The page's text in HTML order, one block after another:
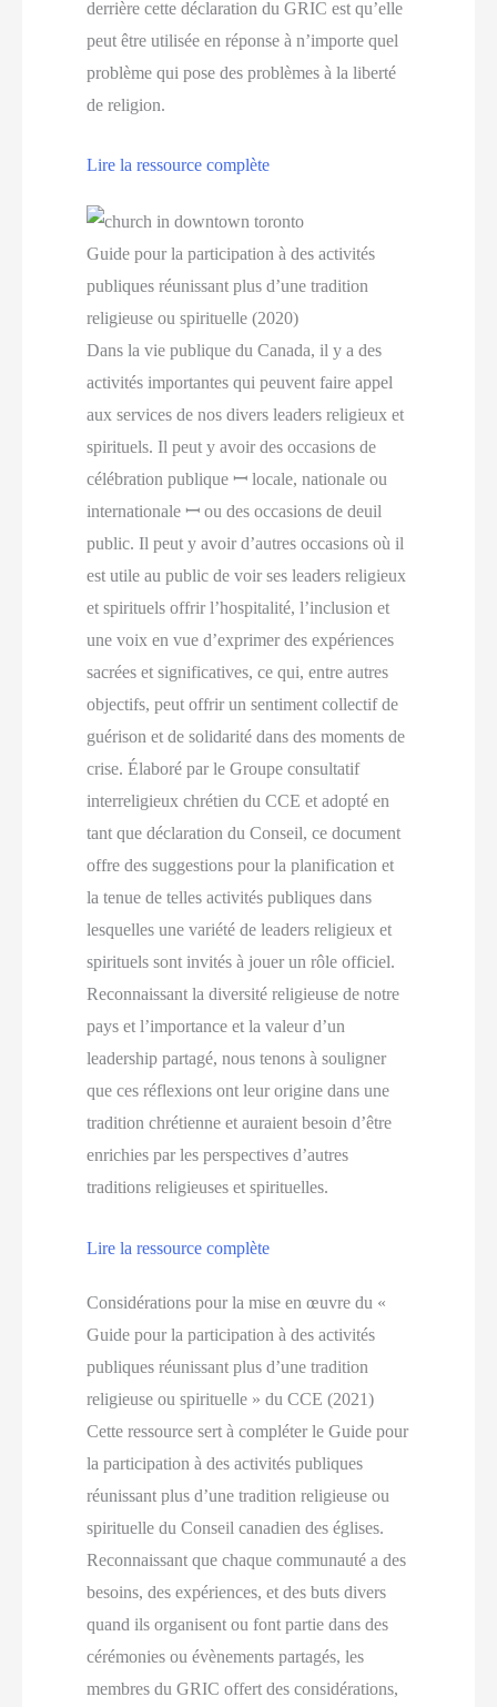
derrière cette déclaration du GRIC est qu’elle
peut être utilisée en réponse à n’importe quel
problème qui pose des problèmes à la liberté
de religion.
Lire la ressource complète
Guide pour la participation à des activités
publiques réunissant plus d’une tradition
religieuse ou spirituelle (2020)
Dans la vie publique du Canada, il y a des
activités importantes qui peuvent faire appel
aux services de nos divers leaders religieux et
spirituels. Il peut y avoir des occasions de
célébration publique ꟷ locale, nationale ou
internationale ꟷ ou des occasions de deuil
public. Il peut y avoir d’autres occasions où il
est utile au public de voir ses leaders religieux
et spirituels offrir l’hospitalité, l’inclusion et
une voix en vue d’exprimer des expériences
sacrées et significatives, ce qui, entre autres
objectifs, peut offrir un sentiment collectif de
guérison et de solidarité dans des moments de
crise. Élaboré par le Groupe consultatif
interreligieux chrétien du CCE et adopté en
tant que déclaration du Conseil, ce document
offre des suggestions pour la planification et
la tenue de telles activités publiques dans
lesquelles une variété de leaders religieux et
spirituels sont invités à jouer un rôle officiel.
Reconnaissant la diversité religieuse de notre
pays et l’importance et la valeur d’un
leadership partagé, nous tenons à souligner
que ces réflexions ont leur origine dans une
tradition chrétienne et auraient besoin d’être
enrichies par les perspectives d’autres
traditions religieuses et spirituelles.
Lire la ressource complète
Considérations pour la mise en œuvre du «
Guide pour la participation à des activités
publiques réunissant plus d’une tradition
religieuse ou spirituelle » du CCE (2021)
Cette ressource sert à compléter le Guide pour
la participation à des activités publiques
réunissant plus d’une tradition religieuse ou
spirituelle du Conseil canadien des églises.
Reconnaissant que chaque communauté a des
besoins, des expériences, et des buts divers
quand ils organisent ou font partie dans des
cérémonies ou évènements partagés, les
membres du GRIC offert des considérations,